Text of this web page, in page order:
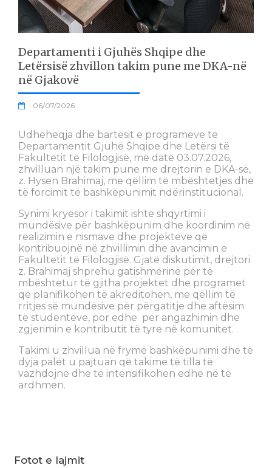
Departamenti i Gjuhës Shqipe dhe
Letërsisë zhvillon takim pune me DKA-në
në Gjakovë
06/07/2026
Udhëheqja dhe bartësit e programeve të
Departamentit Gjuhë Shqipe dhe Letërsi të
Fakultetit të Filologjisë, më datë 03.07.2026,
zhvilluan një takim pune me drejtorin e DKA-së,
z. Hysen Brahimaj, me qëllim të mbështetjes dhe
të forcimit të bashkëpunimit ndërinstitucional.
Synimi kryesor i takimit ishte shqyrtimi i
mundësive për bashkëpunim dhe koordinim në
realizimin e nismave dhe projekteve që
kontribuojnë në zhvillimin dhe avancimin e
Fakultetit të Filologjisë. Gjatë diskutimit, drejtori
z. Brahimaj shprehu gatishmërinë për të
mbështetur të gjitha projektet dhe programet
që planifikohen të akreditohen, me qëllim të
rritjes së mundësive për përgatitje dhe aftësim
të studentëve, por edhe për angazhimin dhe
zgjerimin e kontributit të tyre në komunitet.
Takimi u zhvillua në frymë bashkëpunimi dhe të
dyja palët u pajtuan që takime të tilla të
vazhdojnë dhe të intensifikohen edhe në të
ardhmen.
Fotot e lajmit